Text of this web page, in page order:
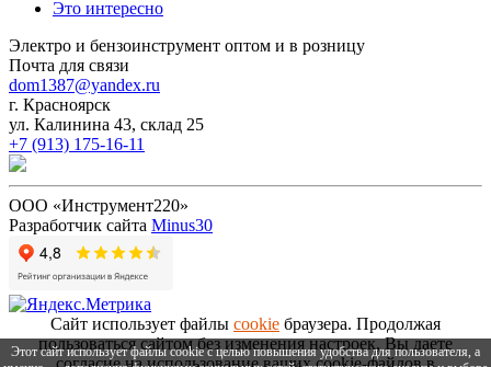
Этот сайт использует файлы cookie с целью повышения удобства для пользователя, а
Это интересно
Электро и бензоинструмент оптом и в розницу
Почта для связи
dom1387@yandex.ru
г. Красноярск
ул. Калинина 43, склад 25
+7 (913) 175-16-11
ООО «Инструмент220»
Разработчик сайта Minus30
Сайт использует файлы cookie браузера. Продолжая
пользоваться сайтом без изменения настроек, Вы даете